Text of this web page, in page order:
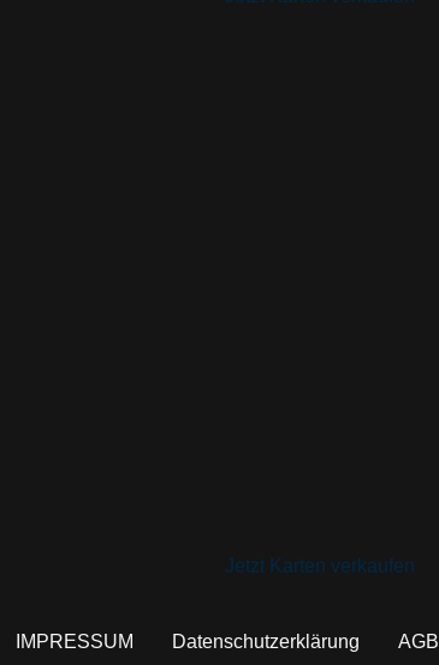
Jetzt Karten verkaufen
IMPRESSUM Datenschutzerklärung AGB